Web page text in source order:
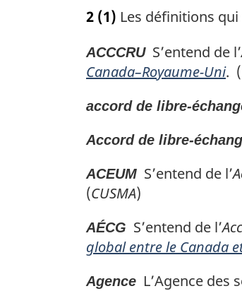
n
l
e
t
m
a
g
n
a
e
:
2 (1) Les définitions
ACCCRUS’entend de l’
Canada–Royaume-Uni. (
accord de libre-
Accord de libre-
ACEUM S’entend de l’
(CUSMA)
AÉCG S’entend de l’
global entre le Canada
Agence L’Agence des